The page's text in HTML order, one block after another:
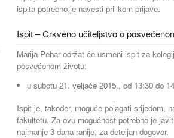
ispita potrebno je navesti prilikom prijave.
Ispit – Crkveno učiteljstvo o
Marija Pehar održat će usmeni ispit za
posvećenom životu:
u subotu 21. veljače 2015., od 13:30 do
Ispit je, također, moguće polagati srijedom,
fakultetu. Za ovu mogućnost potrebno je
najmanje 3 dana ranije, za deteljan dogovor.